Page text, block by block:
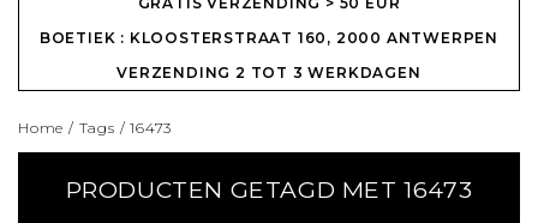
BOETIEK : KLOOSTERSTRAAT 160, 2000 ANTWERPEN
VERZENDING 2 TOT 3 WERKDAGEN
Home / Tags /16473
PRODUCTEN GETAGD MET 16473